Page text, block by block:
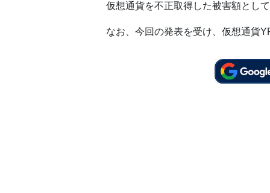
仮想通貨を不正取得した被害額とし
なお、今回の発表を受け、仮想通貨